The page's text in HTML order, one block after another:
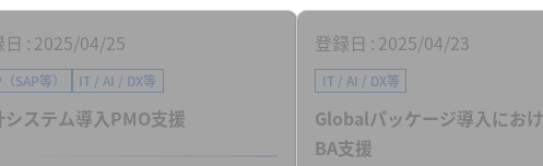
2025/04/25
SAP等） IT / AI / DX等
システム導入PMO支援
登録日 2025/04/23
IT / AI / DX等
Globalパッケージ導入にお
BA支援